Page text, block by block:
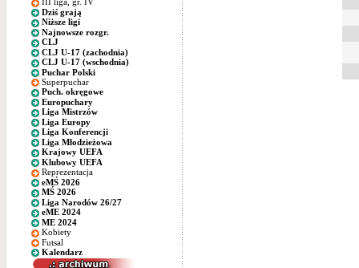
Dziś grają
Niższe ligi
Najnowsze rozgr.
CLJ
CLJ U-17 (zachodnia)
CLJ U-17 (wschodnia)
Puchar Polski
Superpuchar
Puch. okręgowe
Europuchary
Liga Mistrzów
Liga Europy
Liga Konferencji
Liga Młodzieżowa
Krajowy UEFA
Klubowy UEFA
Reprezentacja
eMŚ 2026
MŚ 2026
Liga Narodów 26/27
eME 2024
ME 2024
Kobiety
Futsal
Kalendarz